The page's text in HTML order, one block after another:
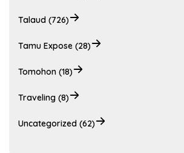
Talaud (726)
Tamu Expose (28)
Tomohon (18)
Traveling (8)
Uncategorized (62)